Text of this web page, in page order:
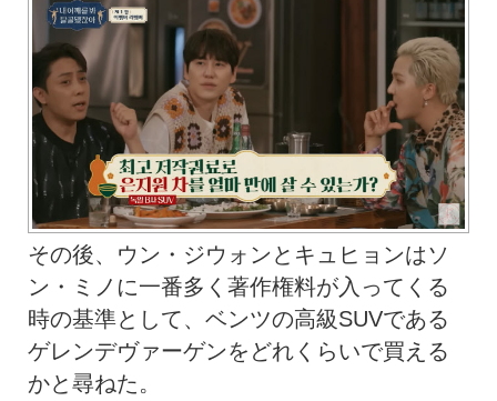
その後、ウン・ジウォンとキュヒョンはソ
ン・ミノに一番多く著作権料が入ってくる
時の基準として、ベンツの高級SUVである
ゲレンデヴァーゲンをどれくらいで買える
かと尋ねた。